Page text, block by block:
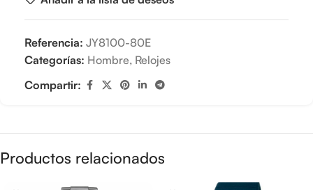
Referencia: JY8100-80E
Categorías: Hombre, Relojes
Compartir:
Productos relacionados